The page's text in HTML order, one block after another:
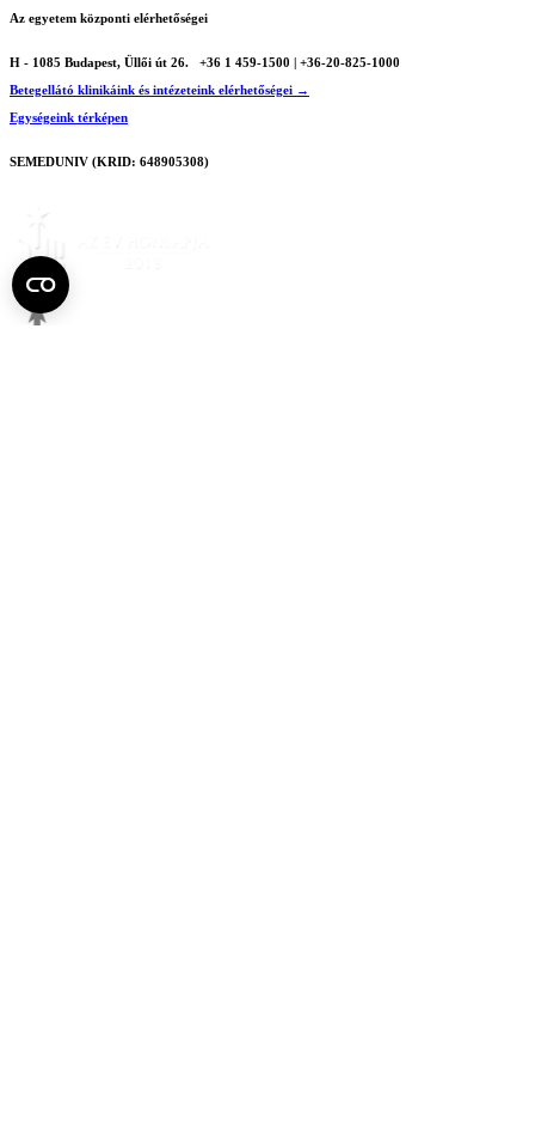
Az egyetem központi elérhetőségei
H - 1085 Budapest, Üllői út 26.
+36 1 459-1500 | +36-20-825-1000
Betegellátó klinikáink és intézeteink elérhetőségei →
Egységeink térképen
SEMEDUNIV (KRID: 648905308)